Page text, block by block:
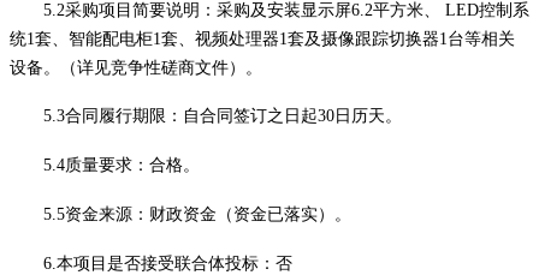
5.2采购项目简要说明：采购及安装显示屏6.2平方米、
LED控制系
统1套、 智能配电柜1套、视频处理器1套及摄像跟踪切换器1台等相关
设备。（详见竞争性磋商文件）。
5.3合同履行期限：自合同签订之日起30日历天。
5.4质量要求：合格。
5.5资金来源：财政资金（资金已落实）。
6.本项目是否接受联合体投标：否